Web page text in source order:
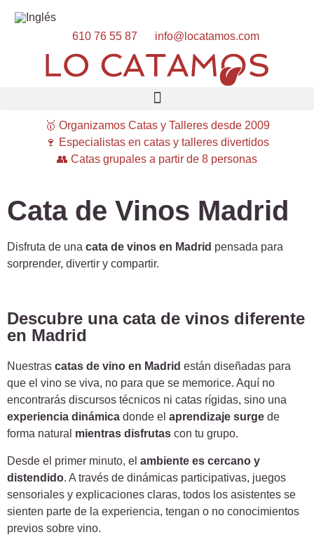
610 76 55 87 info@locatamos.com
🥇 Organizamos Catas y Talleres desde 2009
🍷 Especialistas en catas y talleres divertidos
👥 Catas grupales a partir de 8 personas
Cata de Vinos Madrid
Disfruta de una cata de vinos en Madrid pensada para
sorprender, divertir y compartir.
Descubre una cata de vinos diferente
en Madrid
Nuestras catas de vino en Madrid están diseñadas para
que el vino se viva, no para que se memorice. Aquí no
encontrarás discursos técnicos ni catas rígidas, sino una
experiencia dinámica donde el aprendizaje surge de
forma natural mientras disfrutas con tu grupo.
Desde el primer minuto, el ambiente es cercano y
distendido. A través de dinámicas participativas, juegos
sensoriales y explicaciones claras, todos los asistentes se
sienten parte de la experiencia, tengan o no conocimientos
previos sobre vino.